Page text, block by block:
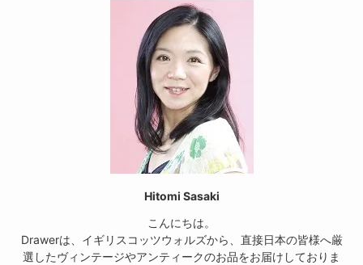
Hitomi Sasaki
こんにちは。
Drawerは、イギリスコッツウォルズから、直接日本の皆様へ厳
選したヴィンテージやアンティークのお品をお届けしておりま